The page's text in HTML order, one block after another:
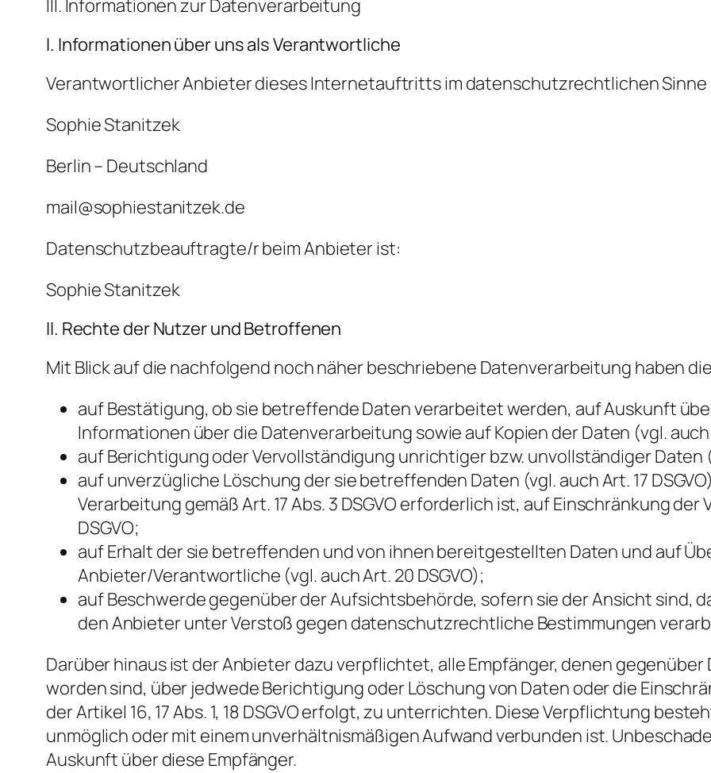
III. Informationen zur Datenverarbeitung
I. Informationen über uns als Verantwortliche
Verantwortlicher Anbieter dieses Internetauftritts im datenschutzrechtlichen Sinne
Sophie Stanitzek
Berlin – Deutschland
mail@sophiestanitzek.de
Datenschutzbeauftragte/r beim Anbieter ist:
Sophie Stanitzek
II. Rechte der Nutzer und Betroffenen
Mit Blick auf die nachfolgend noch näher beschriebene Datenverarbeitung haben
auf Bestätigung, ob sie betreffende Daten verarbeitet werden, auf Auskunft
Informationen über die Datenverarbeitung sowie auf Kopien der Daten (vgl. auch
auf Berichtigung oder Vervollständigung unrichtiger bzw. unvollständiger Daten
auf unverzügliche Löschung der sie betreffenden Daten (vgl. auch Art. 17
Verarbeitung gemäß Art. 17 Abs. 3 DSGVO erforderlich ist, auf Einschränkung
DSGVO;
auf Erhalt der sie betreffenden und von ihnen bereitgestellten Daten und auf
Anbieter/Verantwortliche (vgl. auch Art. 20 DSGVO);
auf Beschwerde gegenüber der Aufsichtsbehörde, sofern sie der Ansicht sind,
den Anbieter unter Verstoß gegen datenschutzrechtliche Bestimmungen
Darüber hinaus ist der Anbieter dazu verpflichtet, alle Empfänger, denen
worden sind, über jedwede Berichtigung oder Löschung von Daten oder die
der Artikel 16, 17 Abs. 1, 18 DSGVO erfolgt, zu unterrichten. Diese Verpflichtung
unmöglich oder mit einem unverhältnismäßigen Aufwand verbunden ist.
Auskunft über diese Empfänger.